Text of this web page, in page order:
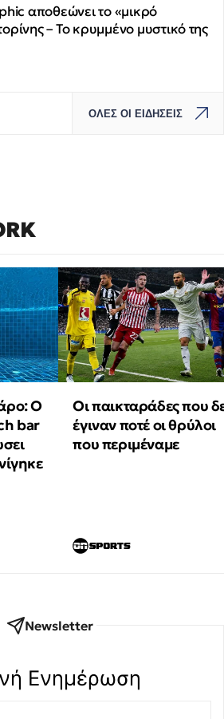
αποθεώνει το «μικρό
– Το κρυμμένο μυστικό της
ΟΛΕΣ ΟΙ ΕΙΔΗΣΕΙΣ
Ο
bar
Οι παικταράδες που
έγιναν ποτέ οι θρύλοι
που περιμέναμε
Newsletter
Eνημέρωση